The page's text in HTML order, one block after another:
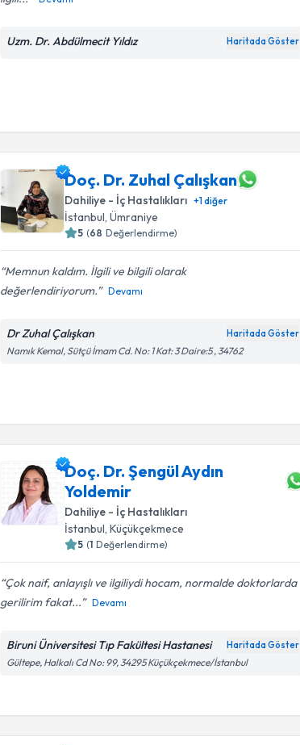
Uzm. Dr. Abdülmecit Yıldız Haritada Göster
Doç. Dr. Zuhal Çalışkan
Dahiliye - İç Hastalıkları +1diğer
İstanbul, Ümraniye
5 (68 Değerlendirme)
Memnun kaldım. İlgili ve bilgili olarak
değerlendiriyorum.
Devamı
Dr Zuhal Çalışkan Haritada Göster
Namık Kemal, Sütçü İmam Cd. No: 1 Kat: 3 Daire:5 , 34762
Doç. Dr. Şengül Aydın
Yoldemir
Dahiliye - İç Hastalıkları
İstanbul , Küçükçekmece
5 (1 Değerlendirme)
Çok naif, anlayışlı ve ilgiliydi hocam, normalde doktorlarda
gerilirim fakat...
Devamı
Biruni Üniversitesi Tıp Fakültesi Hastanesi Haritada Göster
Gültepe, Halkalı Cd No: 99, 34295 Küçükçekmece/İstanbul